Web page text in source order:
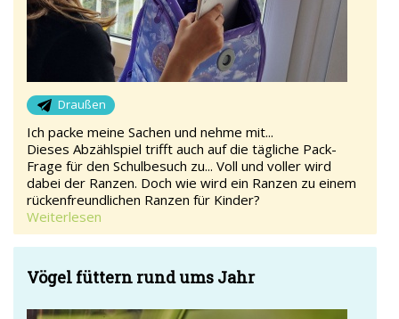
Draußen
Ich packe meine Sachen und nehme mit...
Dieses Abzählspiel trifft auch auf die tägliche Pack-
Frage für den Schulbesuch zu... Voll und voller wird
dabei der Ranzen. Doch wie wird ein Ranzen zu einem
rückenfreundlichen Ranzen für Kinder?
Weiterlesen
Vögel füttern rund ums Jahr